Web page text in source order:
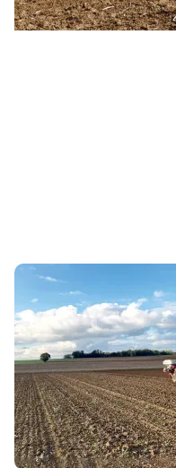
ARVALIS & Terres
paille et
avancer
La nouvelle édition
consacrée au pilotage
12 DÉC. 2024